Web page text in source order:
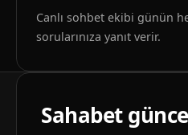
Canlı sohbet ekibi günün
sorularınıza yanıt verir.
Sahabet